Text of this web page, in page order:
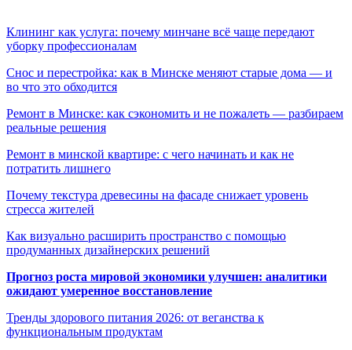
Клининг как услуга: почему минчане всё чаще передают
уборку профессионалам
Снос и перестройка: как в Минске меняют старые дома — и
во что это обходится
Ремонт в Минске: как сэкономить и не пожалеть — разбираем
реальные решения
Ремонт в минской квартире: с чего начинать и как не
потратить лишнего
Почему текстура древесины на фасаде снижает уровень
стресса жителей
Как визуально расширить пространство с помощью
продуманных дизайнерских решений
Прогноз роста мировой экономики улучшен: аналитики
ожидают умеренное восстановление
Тренды здорового питания 2026: от веганства к
функциональным продуктам